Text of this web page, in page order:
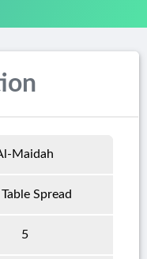
Maidah
Spread
5